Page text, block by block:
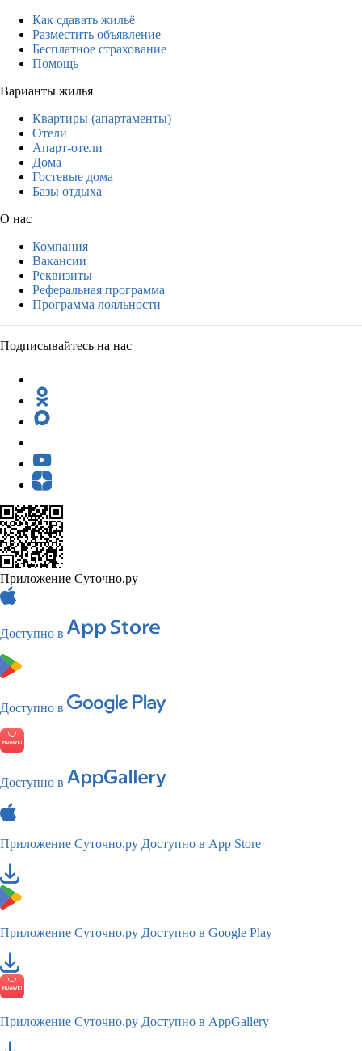
Как сдавать жильё
Разместить объявление
Бесплатное страхование
Помощь
Варианты жилья
Квартиры (апартаменты)
Отели
Апарт-отели
Дома
Гостевые дома
Базы отдыха
О нас
Компания
Вакансии
Реквизиты
Реферальная программа
Программа лояльности
Подписывайтесь на нас
Приложение Суточно.ру
Доступно в
Доступно в
Доступно в
Приложение Суточно.ру Доступно в App Store
Приложение Суточно.ру Доступно в Google Play
Приложение Суточно.ру Доступно в AppGallery